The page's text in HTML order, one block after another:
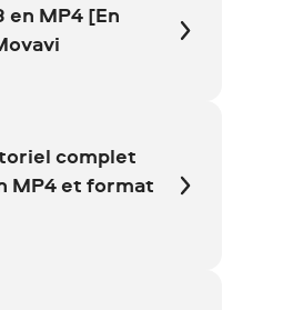
MP4 [En
complet
MP4 et format